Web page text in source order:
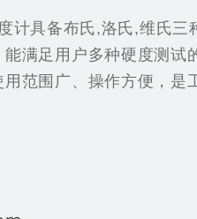
计具备布氏,洛氏,维氏三
满足用户多种硬度测试
范围广、操作方便，是